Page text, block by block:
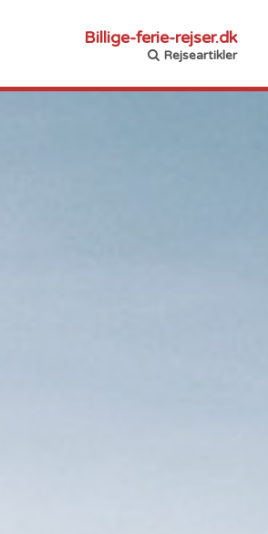
Billige-ferie-rejser.dk
Rejseartikler